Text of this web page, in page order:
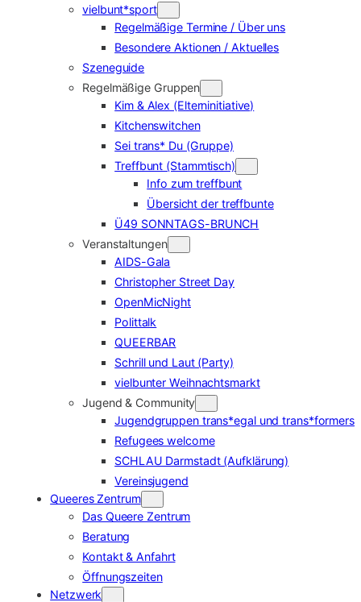
vielbunt*sport
Regelmäßige Termine / Über uns
Besondere Aktionen / Aktuelles
Szeneguide
Regelmäßige Gruppen
Kim & Alex (Elterninitiative)
Kitchenswitchen
Sei trans* Du (Gruppe)
Treffbunt (Stammtisch)
Info zum treffbunt
Übersicht der treffbunte
Ü49 SONNTAGS-BRUNCH
Veranstaltungen
AIDS-Gala
Christopher Street Day
OpenMicNight
Polittalk
QUEERBAR
Schrill und Laut (Party)
vielbunter Weihnachtsmarkt
Jugend & Community
Jugendgruppen trans*egal und trans*formers
Refugees welcome
SCHLAU Darmstadt (Aufklärung)
Vereinsjugend
Queeres Zentrum
Das Queere Zentrum
Beratung
Kontakt & Anfahrt
Öffnungszeiten
Netzwerk